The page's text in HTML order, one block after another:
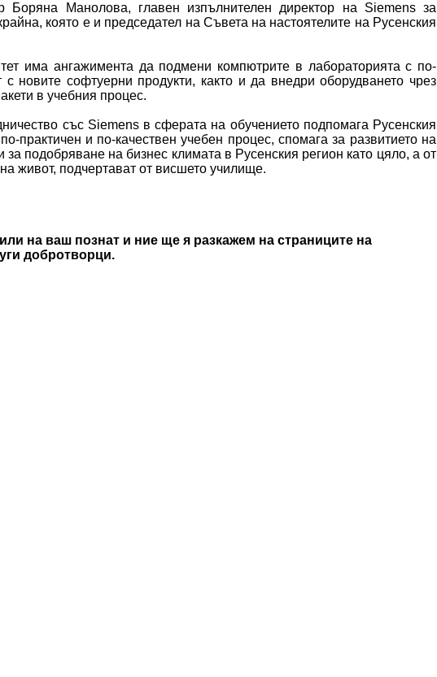
Манолова, главен изпълнителен директор на Siemens за
която е и председател на Съвета на настоятелите на Русенския
има ангажимента да подмени компютрите в лабораторията с по-
новите софтуерни продукти, както и да внедри оборудването чрез
в учебния процес.
със Siemens в сферата на обучението подпомага Русенския
практичен и по-качествен учебен процес, спомага за развитието на
за подобряване на бизнес климата в Русенския регион като цяло, а от
живот, подчертават от висшето училище.
на ваш познат и ние ще я разкажем на страниците на
добротворци.